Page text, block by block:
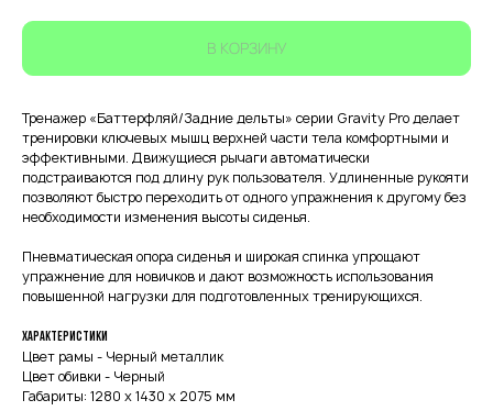
В КОРЗИНУ
Тренажер «Баттерфляй/Задние дельты» серии Gravity Pro делает
тренировки ключевых мышц верхней части тела комфортными и
эффективными. Движущиеся рычаги автоматически
подстраиваются под длину рук пользователя. Удлиненные рукояти
позволяют быстро переходить от одного упражнения к другому без
необходимости изменения высоты сиденья.
Пневматическая опора сиденья и широкая спинка упрощают
упражнение для новичков и дают возможность использования
повышенной нагрузки для подготовленных тренирующихся.
Характеристики
Цвет рамы - Черный металлик
Цвет обивки - Черный
Габариты: 1280 х 1430 х 2075 мм